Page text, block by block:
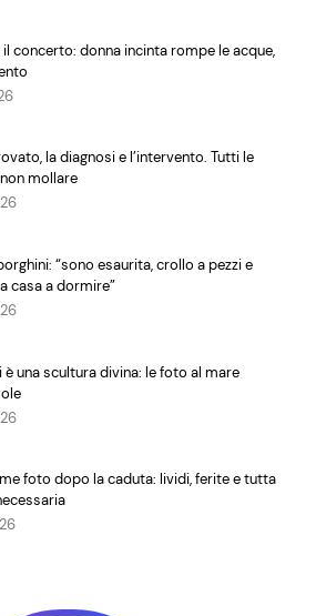
concerto: donna incinta rompe le acque,
la diagnosi e l’intervento. Tutti le
mollare
“sono esaurita, crollo a pezzi e
casa a dormire”
è una scultura divina: le foto al mare
foto dopo la caduta: lividi, ferite e tutta